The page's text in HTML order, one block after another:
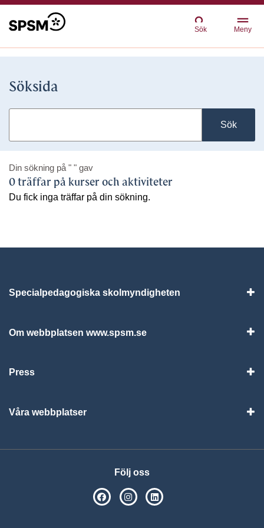
Sök Meny
Söksida
Sök
Din sökning på " " gav
0 träffar på kurser och aktiviteter
Du fick inga träffar på din sökning.
Specialpedagogiska skolmyndigheten
Om webbplatsen www.spsm.se
Press
Våra webbplatser
Följ oss
SPSM på Facebook
SPSM på Instagram